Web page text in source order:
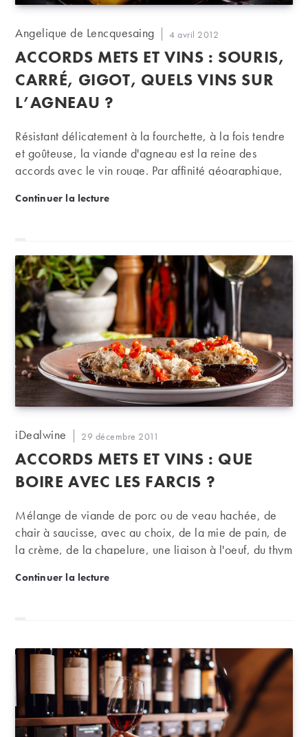
Auteur/autrice
la
publication :
Angelique de Lencquesaing
Publication
4 avril 2012
ACCORDS METS ET VINS : SOURIS,
CARRÉ, GIGOT, QUELS VINS SUR
L’AGNEAU ?
Résistant délicatement à la fourchette, à la fois tendre
et goûteuse, la viande d'agneau est la reine des
accords avec le vin rouge. Par affinité géographique,
les rouges du Médoc ne sont pas les seuls à
Continuer la lectureAccords mets et vins : souris, carré, gigot, quels
Auteur/autrice
la
publication :
iDealwine
Publication
29 décembre 2011
ACCORDS METS ET VINS : QUE
BOIRE AVEC LES FARCIS ?
Mélange de viande de porc ou de veau hachée, de
chair à saucisse, avec au choix, de la mie de pain, de
la crème, de la chapelure, une liaison à l'oeuf, du thym
l'étouffe-chrétien est au chrétien. Un remplissage utile
Continuer la lectureAccords mets et vins : que boire avec les farcis ?